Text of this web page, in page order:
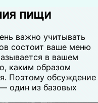
пищи
важно учитывать
состоит ваше меню
в вашем
каким образом
Поэтому обсуждение
один из базовых